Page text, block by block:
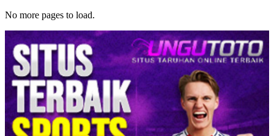
No more pages to load.